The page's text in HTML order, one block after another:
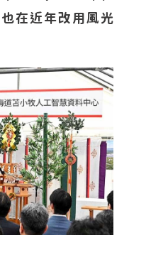
在近年改用風光